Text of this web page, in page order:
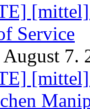
Service
7.